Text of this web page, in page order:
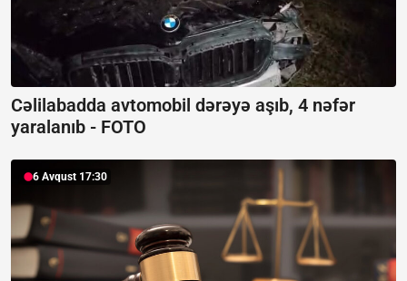
Cəlilabadda avtomobil dərəyə aşıb, 4 nəfər
yaralanıb - FOTO
6 Avqust 17:30